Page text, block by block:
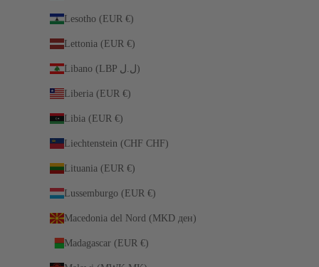
Lesotho (EUR €)
Lettonia (EUR €)
Libano (LBP ل.ل)
Liberia (EUR €)
Libia (EUR €)
Liechtenstein (CHF CHF)
Lituania (EUR €)
Lussemburgo (EUR €)
Macedonia del Nord (MKD ден)
Madagascar (EUR €)